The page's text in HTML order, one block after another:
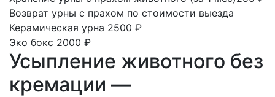
Возврат урны с прахом по стоимости выезда
Керамическая урна 2500 ₽
Эко бокс 2000 ₽
Усыпление животного без
кремации —